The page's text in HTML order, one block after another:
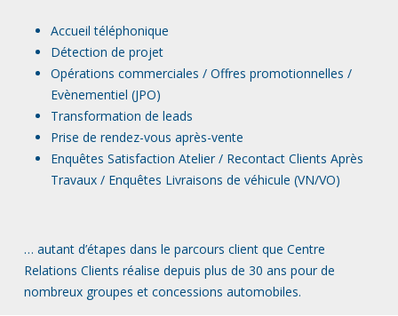
Accueil téléphonique
Détection de projet
Opérations commerciales / Offres promotionnelles /
Evènementiel (JPO)
Transformation de leads
Prise de rendez-vous après-vente
Enquêtes Satisfaction Atelier / Recontact Clients Après
Travaux / Enquêtes Livraisons de véhicule (VN/VO)
… autant d’étapes dans le parcours client que Centre
Relations Clients réalise depuis plus de 30 ans pour de
nombreux groupes et concessions automobiles.